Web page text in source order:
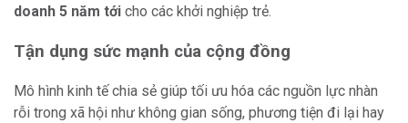
doanh 5 năm tới cho các khởi nghiệp trẻ.
Tận dụng sức mạnh của cộng đồng
Mô hình kinh tế chia sẻ giúp tối ưu hóa các nguồn lực nhàn
rỗi trong xã hội như không gian sống, phương tiện đi lại hay